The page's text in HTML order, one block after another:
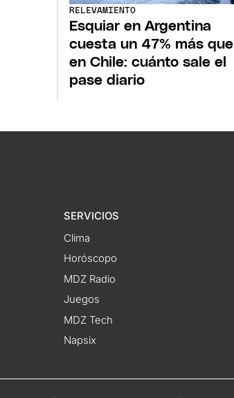
RELEVAMIENTO
Esquiar en Argentina
cuesta un 47% más que
en Chile: cuánto sale el
pase diario
SERVICIOS
Clima
Horóscopo
MDZ Radio
Juegos
MDZ Tech
Napsix